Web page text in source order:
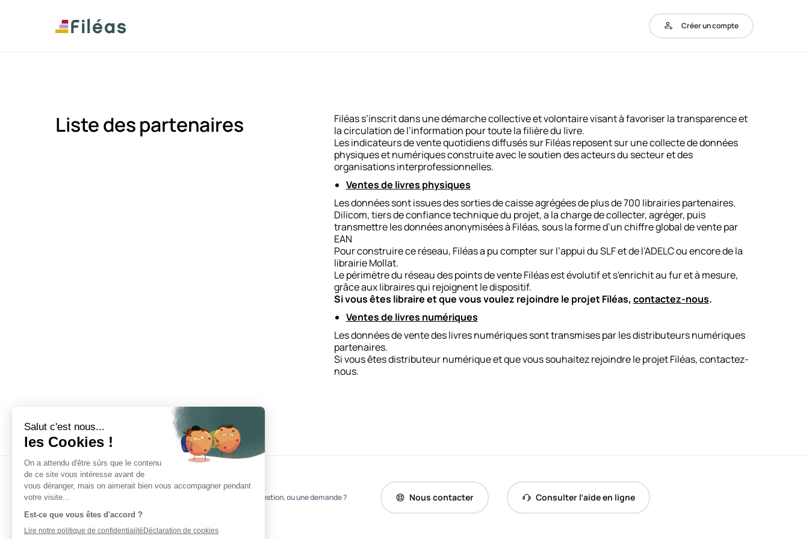
Créer un compte
Liste des partenaires
Filéas s’inscrit dans une démarche collective et volontaire visant à favoriser la transparence et
la circulation de l’information pour toute la filière du livre.
Les indicateurs de vente quotidiens diffusés sur Filéas reposent sur une collecte de données
physiques et numériques construite avec le soutien des acteurs du secteur et des
organisations interprofessionnelles.
Ventes de livres physiques
Les données sont issues des sorties de caisse agrégées de plus de 700 librairies partenaires.
Dilicom, tiers de confiance technique du projet, a la charge de collecter, agréger, puis
transmettre les données anonymisées à Filéas, sous la forme d’un chiffre global de vente par
EAN
Pour construire ce réseau, Filéas a pu compter sur l’appui du SLF et de l’ADELC ou encore de la
librairie Mollat.
Le périmètre du réseau des points de vente Filéas est évolutif et s'enrichit au fur et à mesure,
grâce aux libraires qui rejoignent le dispositif.
Si vous êtes libraire et que vous voulez rejoindre le projet Filéas, contactez-nous.
Ventes de livres numériques
Les données de vente des livres numériques sont transmises par les distributeurs numériques
partenaires.
Si vous êtes distributeur numérique et que vous souhaitez rejoindre le projet Filéas,contactez-
nous.
Vous avez besoin d’aide, une question, ou une demande ? Nous contacter Consulter l’aide en ligne